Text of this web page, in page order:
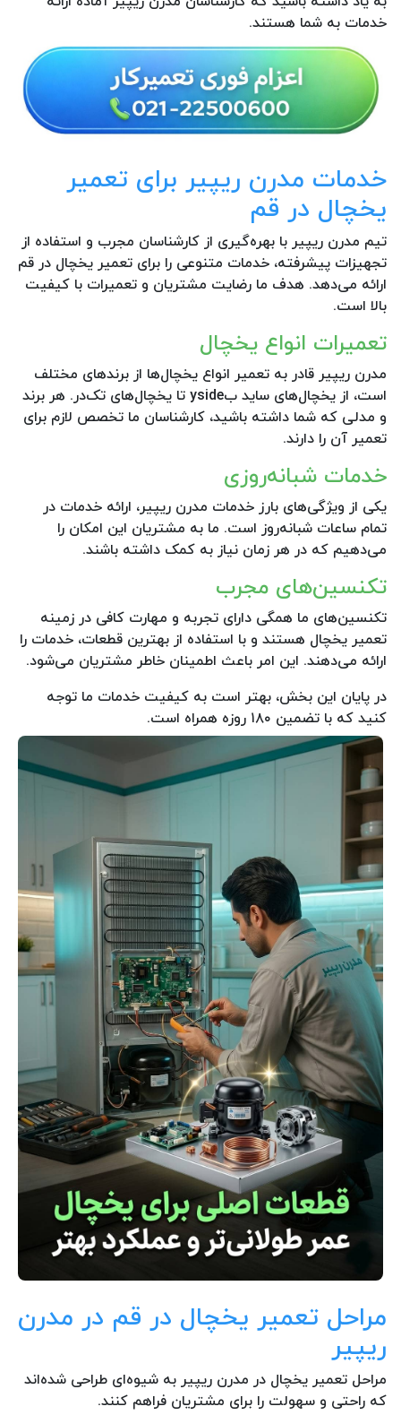
خدمات به شما هستند.
خدمات مدرن ریپیر برای تعمیر
یخچال در قم
تیم مدرن ریپیر با بهره‌گیری از کارشناسان مجرب و استفاده از
تجهیزات پیشرفته، خدمات متنوعی را برای تعمیر یخچال در قم
ارائه می‌دهد. هدف ما رضایت مشتریان و تعمیرات با کیفیت
بالا است.
تعمیرات انواع یخچال
مدرن ریپیر قادر به تعمیر انواع یخچال‌ها از برندهای مختلف
است، از یخچال‌های ساید بyside تا یخچال‌های تک‌در. هر برند
و مدلی که شما داشته باشید، کارشناسان ما تخصص لازم برای
تعمیر آن را دارند.
خدمات شبانه‌روزی
یکی از ویژگی‌های بارز خدمات مدرن ریپیر، ارائه خدمات در
تمام ساعات شبانه‌روز است. ما به مشتریان این امکان را
می‌دهیم که در هر زمان نیاز به کمک داشته باشند.
تکنسین‌های مجرب
تکنسین‌های ما همگی دارای تجربه و مهارت کافی در زمینه
تعمیر یخچال هستند و با استفاده از بهترین قطعات، خدمات را
ارائه می‌دهند. این امر باعث اطمینان خاطر مشتریان می‌شود.
در پایان این بخش، بهتر است به کیفیت خدمات ما توجه
کنید که با تضمین ۱۸۰ روزه همراه است.
مراحل تعمیر یخچال در قم در مدرن
ریپیر
مراحل تعمیر یخچال در مدرن ریپیر به شیوه‌ای طراحی شده‌اند
که راحتی و سهولت را برای مشتریان فراهم کنند.